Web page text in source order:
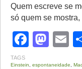
Quem escreve se
só quem se
TAGS
Einstein espontaneidade